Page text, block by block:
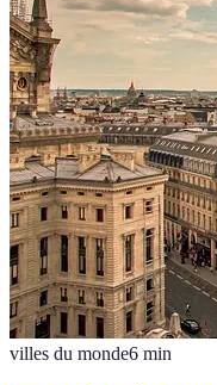
villes du monde6 min